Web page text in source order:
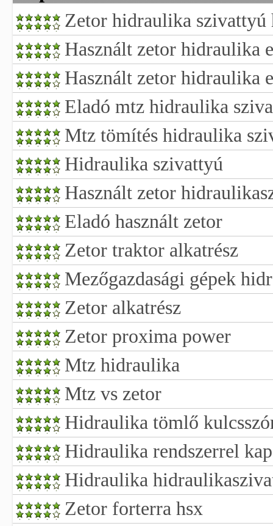
Zetor hidraulika szivattyú
Használt zetor hidraulika
Használt zetor hidraulika
Eladó mtz hidraulika
Mtz tömítés hidraulika
Hidraulika szivattyú
Használt zetor
Eladó használt zetor
Zetor traktor alkatrész
Mezőgazdasági gépek
Zetor alkatrész
Zetor proxima power
Mtz hidraulika
Mtz vs zetor
Hidraulika tömlő
Hidraulika rendszerrel
Hidraulika
Zetor forterra hsx